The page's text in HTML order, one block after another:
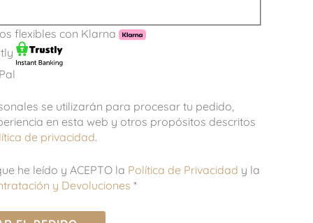
flexibles con Klarna
se utilizarán para procesar tu pedido,
en esta web y otros propósitos descritos
de privacidad.
he leído y ACEPTO la Política de Privacidad y la
y Devoluciones *